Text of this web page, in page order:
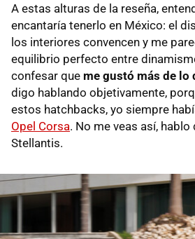
A estas alturas de la reseña,
encantaría tenerlo en México: el
los interiores convencen y me
equilibrio perfecto entre
confesar que me gustó más de lo
digo hablando objetivamente,
estos hatchbacks, yo siempre
Opel Corsa. No me veas así,
Stellantis.